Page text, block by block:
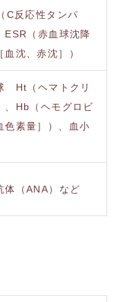
C反応性タンパ
ESR（赤血球沈降
血沈、赤沈］）
Ht（ヘマトクリ
、Hb（ヘモグロビ
色素量］）、血小
体（ANA）など